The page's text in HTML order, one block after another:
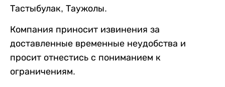
Тастыбулак, Таужолы.
Компания приносит извинения за
доставленные временные неудобства и
просит отнестись с пониманием к
ограничениям.